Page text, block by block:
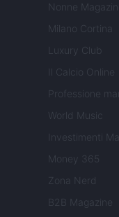
Nonne Magazine
Milano Cortina
Luxury Club
Il Calcio Online
Professione
World Music
Investimenti
Money 365
Zona Nerd
B2B Magazine